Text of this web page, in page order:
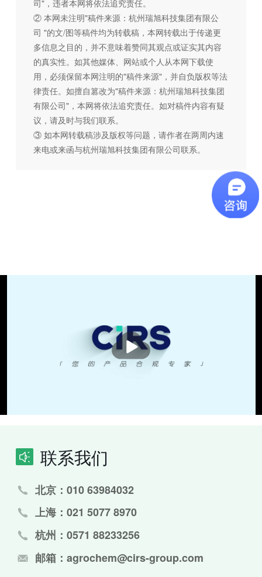
司"，违者本网将依法追究责任。
② 本网未注明"稿件来源：杭州瑞旭科技集团有限公
司 "的文/图等稿件均为转载稿，本网转载出于传递更
多信息之目的，并不意味着赞同其观点或证实其内容
的真实性。如其他媒体、网站或个人从本网下载使
用，必须保留本网注明的"稿件来源"，并自负版权等法
律责任。如擅自篡改为"稿件来源：杭州瑞旭科技集团
有限公司"，本网将依法追究责任。如对稿件内容有疑
议，请及时与我们联系。
③ 如本网转载稿涉及版权等问题，请作者在两周内速
来电或来函与杭州瑞旭科技集团有限公司联系。
播
放
联系我们
北京：010 63984032
上海：021 5077 8970
杭州：0571 88233256
邮箱：agrochem@cirs-group.com